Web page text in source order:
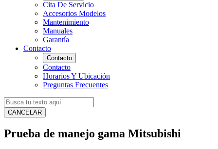
Cita De Servicio
Accesorios Modelos
Mantenimiento
Manuales
Garantía
Contacto
Contacto
Contacto
Horarios Y Ubicación
Preguntas Frecuentes
CANCELAR
Prueba de manejo gama Mitsubishi